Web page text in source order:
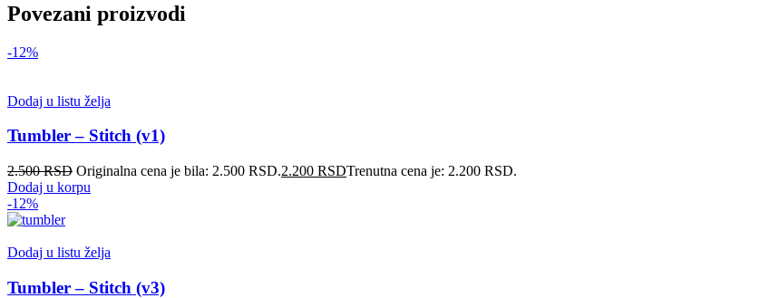
Povezani proizvodi
-12%
Dodaj u listu želja
Tumbler – Stitch (v1)
2.500RSD Originalna cena je bila: 2.500 RSD.2.200 RSDTrenutna cena je: 2.200 RSD.
Dodaj u korpu
-12%
Dodaj u listu želja
Tumbler – Stitch (v3)